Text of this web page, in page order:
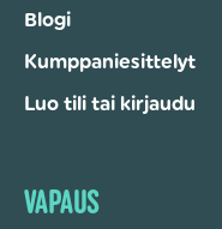
Blogi
Kumppaniesittelyt
Luo tili tai kirjaudu
VAPAUS